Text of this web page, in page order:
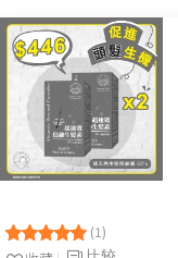
(1)